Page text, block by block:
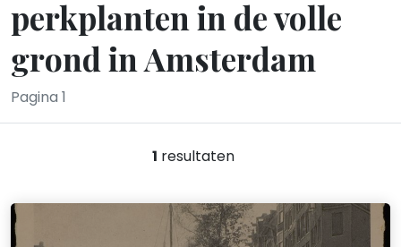
perkplanten in de volle
grond in Amsterdam
Pagina 1
1 resultaten